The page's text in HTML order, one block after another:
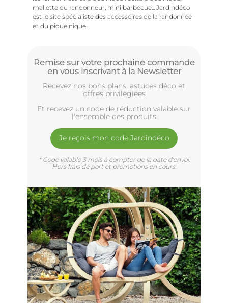
mallette du randonneur, mini barbecue... Jardindéco
est le site spécialiste des accessoires de la randonnée
et du pique nique.
Remise sur votre prochaine commande
en vous inscrivant à la Newsletter
Recevez nos bons plans, astuces déco et
offres privilègiées
Et recevez un code de réduction valable sur
l'ensemble des produits
Je reçois mon code Jardindéco
* Code valable 3 mois à compter de la date d'envoi.
Hors frais de port et promotions en cours.